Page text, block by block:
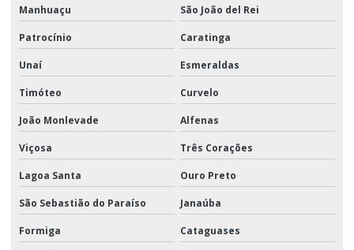
Manhuaçu São João del Rei
Patrocínio Caratinga
Unaí Esmeraldas
Timóteo Curvelo
João Monlevade Alfenas
Viçosa Três Corações
Lagoa Santa Ouro Preto
São Sebastião do Paraíso Janaúba
Formiga Cataguases